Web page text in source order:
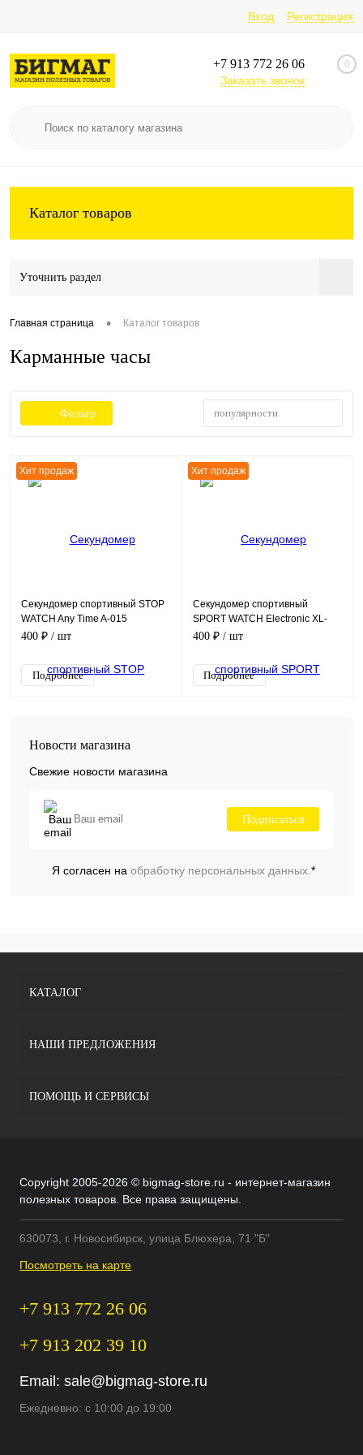
Вход Регистрация
+7 913 772 26 06
Заказать звонок
0
Каталог товаров
Уточнить раздел
Главная страница • Каталог товаров
Карманные часы
Фильтр популярности
Хит продаж
Секундомер спортивный STOP
WATCH Any Time A-015
400 ₽ / шт
Подробнее
Хит продаж
Секундомер спортивный
SPORT WATCH Electronic XL-
008
400 ₽ / шт
Подробнее
Новости магазина
Свежие новости магазина
Подписаться
Я согласен на обработку персональных данных.*
КАТАЛОГ
НАШИ ПРЕДЛОЖЕНИЯ
ПОМОЩЬ И СЕРВИСЫ
Copyright 2005-2026 © bigmag-store.ru - интернет-магазин
полезных товаров. Все права защищены.
630073, г. Новосибирск, улица Блюхера, 71 "Б"
Посмотреть на карте
+7 913 772 26 06
+7 913 202 39 10
Email: sale@bigmag-store.ru
Ежедневно: с 10:00 до 19:00